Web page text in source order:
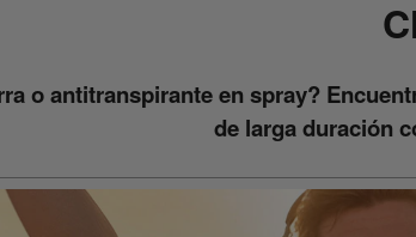
o antitranspirante en spray?
de larga duración